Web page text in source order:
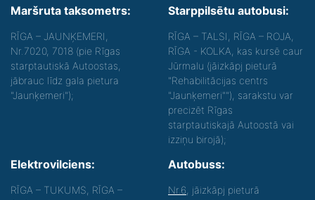
Maršruta taksometrs:
RĪGA – JAUNĶEMERI,
Nr.7020, 7018 (pie Rīgas
starptautiskā Autoostas,
jābrauc līdz gala pietura
"Jaunķemeri");
Starppilsētu autobusi:
RĪGA – TALSI, RĪGA – ROJA,
RĪGA - KOLKA, kas kursē caur
Jūrmalu (jāizkāpj pieturā
"Rehabilitācijas centrs
"Jaunķemeri""), sarakstu var
precizēt Rīgas
starptautiskajā Autoostā vai
izziņu birojā);
Elektrovilciens:
RĪGA – TUKUMS, RĪGA –
Autobuss:
Nr.6 , jāizkāpj pieturā